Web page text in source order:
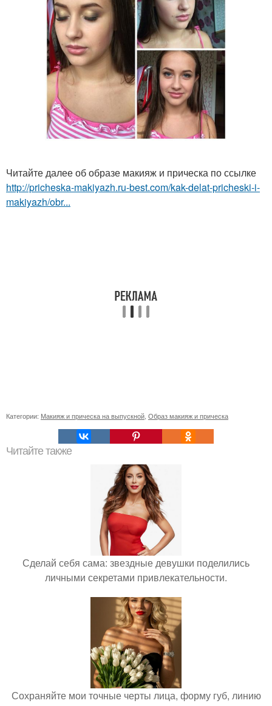
Читайте далее об образе макияж и прическа по ссылке
http://pricheska-makiyazh.ru-best.com/kak-delat-pricheski-i-
makiyazh/obr...
Категории: Макияж и прическа на выпускной Образ макияж и прическа
Читайте также
Сделай себя сама: звездные девушки поделились
личными секретами привлекательности.
Сохраняйте мои точные черты лица, форму губ, линию